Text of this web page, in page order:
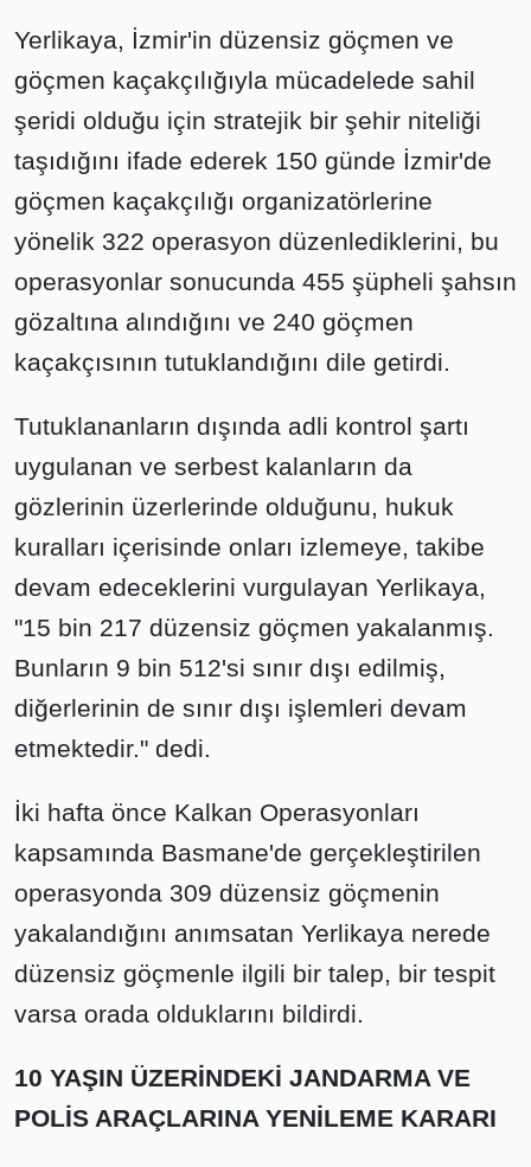
Yerlikaya, İzmir'in düzensiz göçmen ve
göçmen kaçakçılığıyla mücadelede sahil
şeridi olduğu için stratejik bir şehir niteliği
taşıdığını ifade ederek 150 günde İzmir'de
göçmen kaçakçılığı organizatörlerine
yönelik 322 operasyon düzenlediklerini, bu
operasyonlar sonucunda 455 şüpheli şahsın
gözaltına alındığını ve 240 göçmen
kaçakçısının tutuklandığını dile getirdi.
Tutuklananların dışında adli kontrol şartı
uygulanan ve serbest kalanların da
gözlerinin üzerlerinde olduğunu, hukuk
kuralları içerisinde onları izlemeye, takibe
devam edeceklerini vurgulayan Yerlikaya,
"15 bin 217 düzensiz göçmen yakalanmış.
Bunların 9 bin 512'si sınır dışı edilmiş,
diğerlerinin de sınır dışı işlemleri devam
etmektedir." dedi.
İki hafta önce Kalkan Operasyonları
kapsamında Basmane'de gerçekleştirilen
operasyonda 309 düzensiz göçmenin
yakalandığını anımsatan Yerlikaya nerede
düzensiz göçmenle ilgili bir talep, bir tespit
varsa orada olduklarını bildirdi.
10 YAŞIN ÜZERİNDEKİ JANDARMA VE
POLİS ARAÇLARINA YENİLEME KARARI